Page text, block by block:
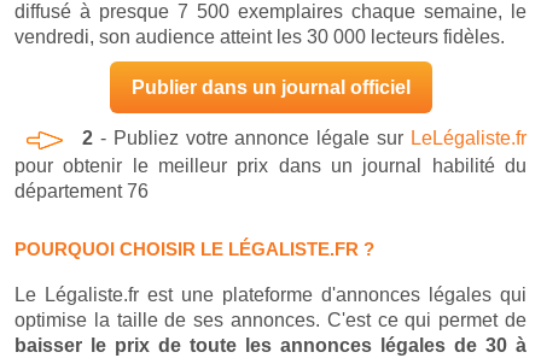
diffusé à presque 7 500 exemplaires chaque semaine, le
vendredi, son audience atteint les 30 000 lecteurs fidèles.
Publier dans un journal officiel
2- Publiez votre annonce légale sur LeLégaliste.fr
pour obtenir le meilleur prix dans un journal habilité du
département 76
POURQUOI CHOISIR LE LÉGALISTE.FR ?
Le Légaliste.fr est une plateforme d'annonces légales qui
optimise la taille de ses annonces. C'est ce qui permet de
baisser le prix de toute les annonces légales de 30 à